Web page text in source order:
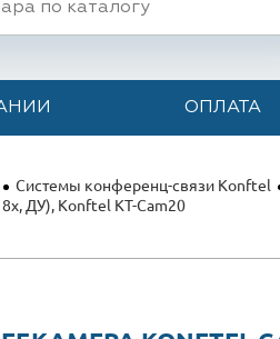
ОПЛАТА
Системы конференц-связи Konftel
ДУ), Konftel KT-Cam20